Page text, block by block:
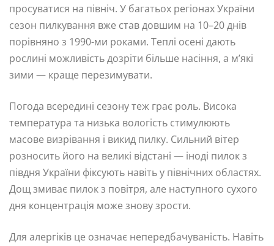
просуватися на північ. У багатьох регіонах України
сезон пилкування вже став довшим на 10–20 днів
порівняно з 1990-ми роками. Теплі осені дають
рослині можливість дозріти більше насіння, а м’які
зими — краще перезимувати.
Погода всередині сезону теж грає роль. Висока
температура та низька вологість стимулюють
масове визрівання і викид пилку. Сильний вітер
розносить його на великі відстані — іноді пилок з
півдня України фіксують навіть у північних областях.
Дощ змиває пилок з повітря, але наступного сухого
дня концентрація може знову зрости.
Для алергіків це означає непередбачуваність. Навіть